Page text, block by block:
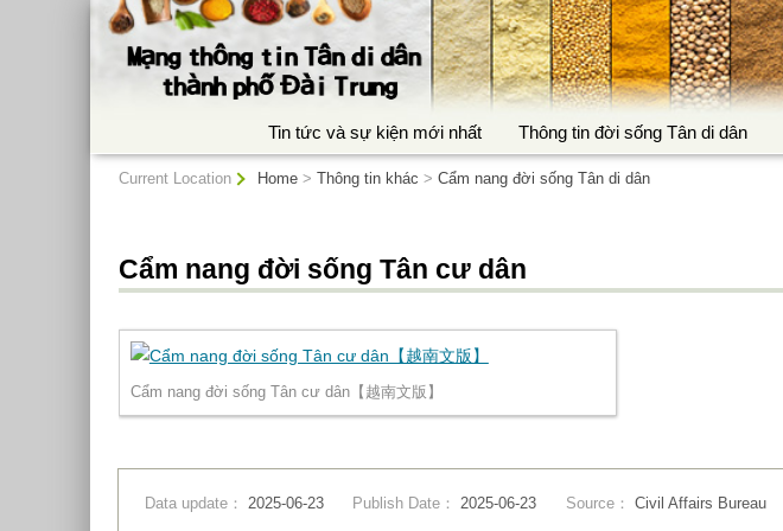
Tin tức và sự kiện mới nhất Thông tin đời sống Tân di dân
:::
Current Location
Home >Thông tin khác >Cẩm nang đời sống Tân di dân
Cẩm nang đời sống Tân cư dân
Cẩm nang đời sống Tân cư dân【越南文版】
Data update： 2025-06-23 Publish Date：2025-06-23 Source：Civil Affairs Bureau